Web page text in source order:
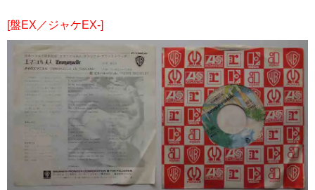
[盤EX／ジャケEX-]